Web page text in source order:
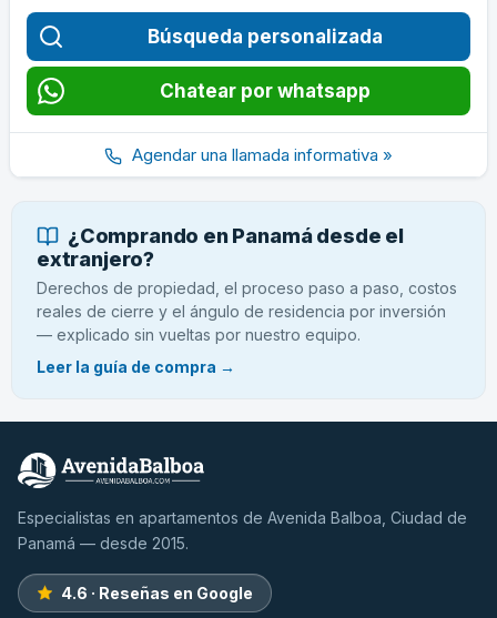
Búsqueda personalizada
Chatear por whatsapp
Agendar una llamada informativa »
¿Comprando en Panamá desde el
extranjero?
Derechos de propiedad, el proceso paso a paso, costos
reales de cierre y el ángulo de residencia por inversión
— explicado sin vueltas por nuestro equipo.
Leer la guía de compra →
Especialistas en apartamentos de Avenida Balboa, Ciudad de
Panamá — desde 2015.
4.6 · Reseñas en Google